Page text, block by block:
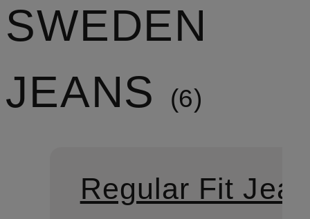
SWEDEN
JEANS
6
Regular Fit